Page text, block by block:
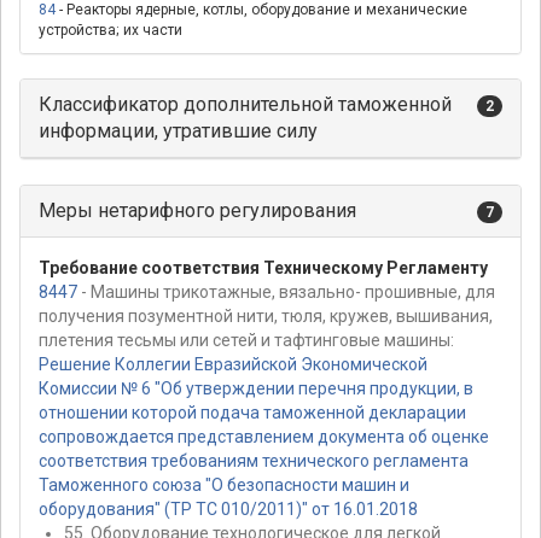
84- Реакторы ядерные, котлы, оборудование и механические
устройства; их части
Классификатор дополнительной таможенной
информации, утратившие силу
2
Меры нетарифного регулирования 7
Требование соответствия Техническому Регламенту
8447 - Машины трикотажные, вязально- прошивные, для
получения позументной нити, тюля, кружев, вышивания,
плетения тесьмы или сетей и тафтинговые машины:
Решение Коллегии Евразийской Экономической
Комиссии № 6 "Об утверждении перечня продукции, в
отношении которой подача таможенной декларации
сопровождается представлением документа об оценке
соответствия требованиям технического регламента
Таможенного союза "О безопасности машин и
оборудования" (ТР ТС 010/2011)" от 16.01.2018
55. Оборудование технологическое для легкой